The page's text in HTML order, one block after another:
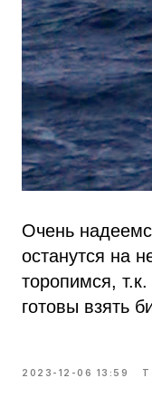
Очень
останутся на
торопимся,
готовы взять
2023-12-06 13:59